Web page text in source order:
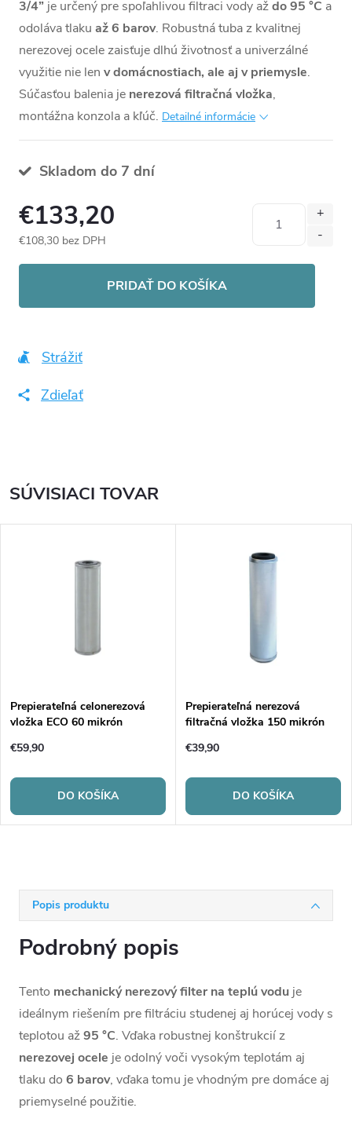
3/4” je určený pre spoľahlivou filtraci vody aždo 95 °C a
odoláva tlaku až 6 barov. Robustná tuba z kvalitnej
nerezovej ocele zaisťuje dlhú životnosť a univerzálné
využitie nie len v domácnostiach, ale aj v priemysle.
Súčasťou balenia je nerezová filtračná vložka,
montážna konzola a kľúč. Detailné informácie
Skladom do 7 dní
€133,20
€108,30 bez DPH
PRIDAŤ DO KOŠÍKA
Strážiť
Zdieľať
Popis produktu
Podrobný popis
Tento mechanický nerezový filter na teplú vodu je
ideálnym riešením pre filtráciu studenej aj horúcej vody s
teplotou až95 °C. Vďaka robustnej konštrukcií z
nerezovej ocele je odolný voči vysokým teplotám aj
tlaku do 6 barov, vďaka tomu je vhodným pre domáce aj
priemyselné použitie.
SÚVISIACI TOVAR
Prepierateľná celonerezová
vložka ECO 60 mikrón
€59,90
DO KOŠÍKA
Prepierateľná nerezová
filtračná vložka 150 mikrón
€39,90
DO KOŠÍKA